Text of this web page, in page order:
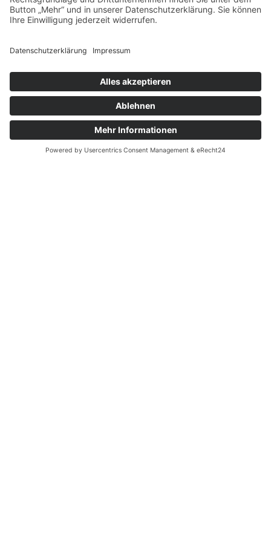
Do 9 – 12 Uhr, 14 – 18 Uhr
Sommerferien geschlossen)
Sekretariat
Cornelia Roller-Schoch
Telefon 08382 989080-0
pfarramt.kiez.lindau@elkb.de